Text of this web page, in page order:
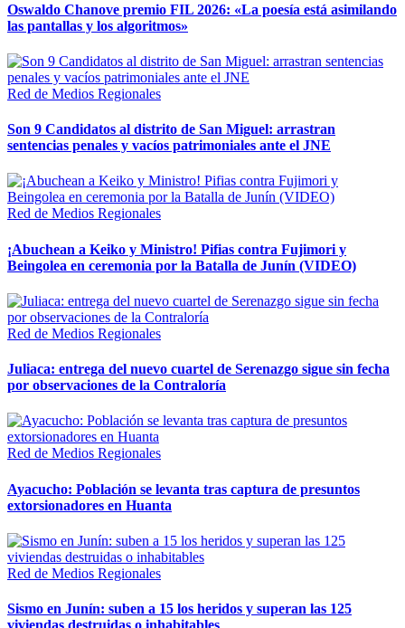
Oswaldo Chanove premio FIL 2026: «La poesía está asimilando
las pantallas y los algoritmos»
Red de Medios Regionales
Son 9 Candidatos al distrito de San Miguel: arrastran
sentencias penales y vacíos patrimoniales ante el JNE
Red de Medios Regionales
¡Abuchean a Keiko y Ministro! Pifias contra Fujimori y
Beingolea en ceremonia por la Batalla de Junín (VIDEO)
Red de Medios Regionales
Juliaca: entrega del nuevo cuartel de Serenazgo sigue sin fecha
por observaciones de la Contraloría
Red de Medios Regionales
Ayacucho: Población se levanta tras captura de presuntos
extorsionadores en Huanta
Red de Medios Regionales
Sismo en Junín: suben a 15 los heridos y superan las 125